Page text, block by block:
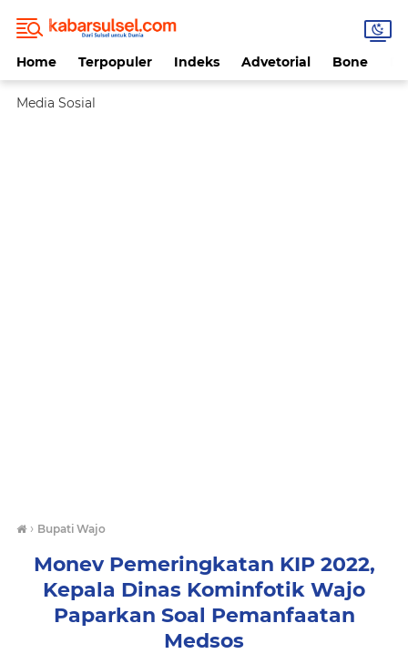
Home Terpopuler Indeks Advetorial Bone
Media Sosial
› Bupati Wajo
Monev Pemeringkatan KIP 2022,
Kepala Dinas Kominfotik Wajo
Paparkan Soal Pemanfaatan
Medsos